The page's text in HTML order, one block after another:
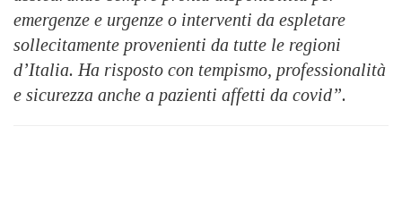
emergenze e urgenze o interventi da espletare
sollecitamente provenienti da tutte le regioni
d’Italia. Ha risposto con tempismo, professionalità
e sicurezza anche a pazienti affetti da covid”.